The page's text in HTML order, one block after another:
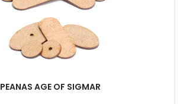
PEANAS AGE OF SIGMAR